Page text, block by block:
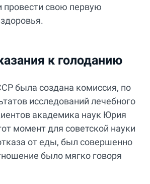
провести свою первую
к голоданию
была создана комиссия, по
исследований лечебного
академика наук Юрия
момент для советской науки
от еды, был совершенно
было мягко говоря